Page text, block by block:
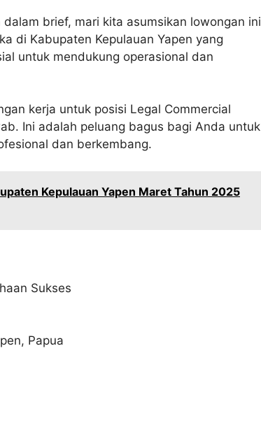
brief, mari kita asumsikan lowongan ini
di Kabupaten Kepulauan Yapen yang
untuk mendukung operasional dan
kerja untuk posisi Legal Commercial
Ini adalah peluang bagus bagi Anda untuk
dan berkembang.
Kepulauan Yapen Maret Tahun 2025
Sukses
Papua